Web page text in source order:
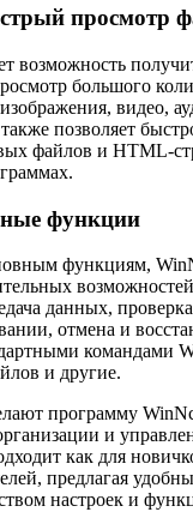
просмотр
возможность
большого
видео,
позволяет
файлов и HTML-
функции
функциям,
данных,
отмена и
командами
и другие.
программу
и
как для
предлагая
настроек и